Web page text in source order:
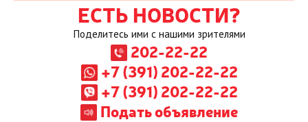
ЕСТЬ НОВОСТИ?
Поделитесь ими с нашими зрителями
202-22-22
+7 (391) 202-22-22
+7 (391) 202-22-22
Подать объявление